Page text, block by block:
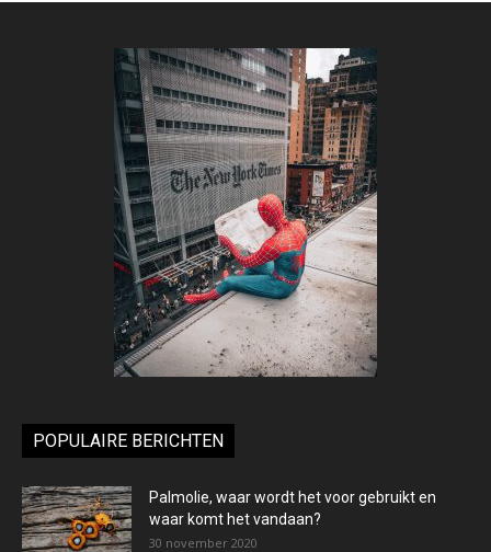
POPULAIRE BERICHTEN
Palmolie, waar wordt het voor gebruikt en
waar komt het vandaan?
30 november 2020